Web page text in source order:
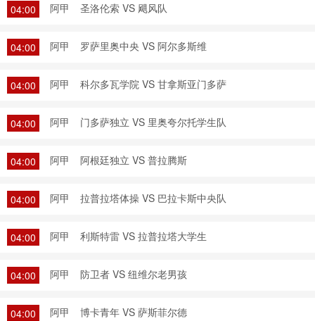
04:00 阿甲 圣洛伦索 VS 飓风队
04:00 阿甲 罗萨里奥中央 VS 阿尔多斯维
04:00 阿甲 科尔多瓦学院 VS 甘拿斯亚门多萨
04:00 阿甲 门多萨独立 VS 里奥夸尔托学生队
04:00 阿甲 阿根廷独立 VS 普拉腾斯
04:00 阿甲 拉普拉塔体操 VS 巴拉卡斯中央队
04:00 阿甲 利斯特雷 VS 拉普拉塔大学生
04:00 阿甲 防卫者 VS 纽维尔老男孩
04:00 阿甲 博卡青年 VS 萨斯菲尔德